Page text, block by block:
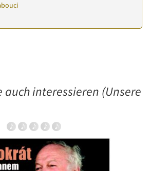
auch interessieren (Unsere